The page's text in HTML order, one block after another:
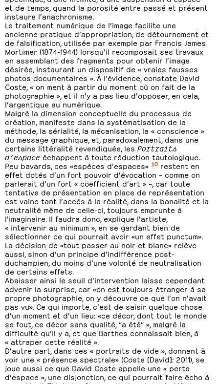
et de temps, quand la porosité entre passé et présent
instaure l’anachronisme.
Le traitement numérique de l’image facilite une
ancienne pratique d’appropriation, de détournement et
de falsification, utilisée par exemple par Francis James
Mortimer (1874-1944) lorsqu’il recomposait ses travaux
en assemblant des fragments pour obtenir l’image
désirée, instaurant un dispositif de « vraies fausses
photos documentaires ». À l’évidence, constate David
Coste, « on ment à partir du moment où on fait de la
photographie », et il n’y a pas lieu d’opposer, en cela,
l’argentique au numérique.
Malgré la dimension conceptuelle du processus de
création, manifeste dans la systématisation de la
méthode, la sérialité, la mécanisation, la « conscience »
du message graphique, et, paradoxalement, dans une
certaine littéralité revendiquée, les Portraits
d’espace échappent à toute réduction tautologique.
Peu bavards, ces «espèces d’espaces» 10 restent en
effet dotés d’un fort pouvoir d’évocation – comme on
parlerait d’un fort « coefficient d’art » –, car toute
tentative de présentation en place de représentation
est vaine tant l’accès à la réalité, dans la banalité et la
neutralité même de celle-ci, toujours emprunte à
l’imaginaire. Il faudra donc, explique l’artiste,
« intervenir au minimum », en se gardant bien de
sélectionner ce qui pourrait avoir «un effet punctum».
La décision de «tout passer au noir et blanc» relève
aussi, sinon d’un principe d’indifférence post-
duchampien, du moins d’une volonté de neutralisation
de certains effets.
Abaisser ainsi le seuil d’intervention laisse cependant
advenir la surprise, car «on est toujours étranger à sa
propre photographie, on y découvre ce que l’on n’avait
pas vu». Ce qui importe, c’est de saisir quelque chose
d’un moment et d’un lieu: «ce décor, dont tout le monde
se fout, ce décor sans qualité, “a été” », malgré la
difficulté qu’il y a, et que Barthes connaissait bien, à
« attraper cette réalité ».
D’autre part, dans ces « portraits de vide », donnant à
voir une « présence spectrale» (Coste [David]: 2011), se
joue aussi ce que David Coste appelle une « perte
d’espace », une disjonction, ce qui pourrait faire écho à